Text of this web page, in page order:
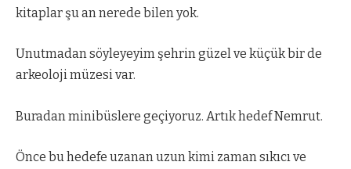
kitaplar şu an nerede bilen yok.
Unutmadan söyleyeyim şehrin güzel ve küçük bir de
arkeoloji müzesi var.
Buradan minibüslere geçiyoruz. Artık hedef Nemrut.
Önce bu hedefe uzanan uzun kimi zaman sıkıcı ve